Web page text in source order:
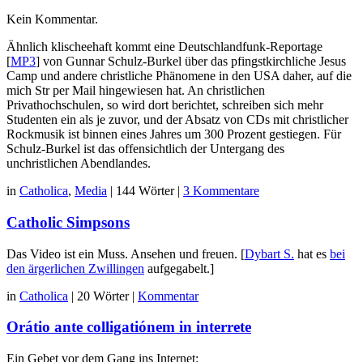
Kein Kommentar.
Ähnlich klischeehaft kommt eine Deutschlandfunk-Reportage
[MP3] von Gunnar Schulz-Burkel über das pfingstkirchliche Jesus
Camp und andere christliche Phänomene in den USA daher, auf die
mich Str per Mail hingewiesen hat. An christlichen
Privathochschulen, so wird dort berichtet, schreiben sich mehr
Studenten ein als je zuvor, und der Absatz von CDs mit christlicher
Rockmusik ist binnen eines Jahres um 300 Prozent gestiegen. Für
Schulz-Burkel ist das offensichtlich der Untergang des
unchristlichen Abendlandes.
in Catholica, Media | 144 Wörter | 3 Kommentare
Catholic Simpsons
Das Video ist ein Muss. Ansehen und freuen. [Dybart S. hat es bei
den ärgerlichen Zwillingen aufgegabelt.]
in Catholica | 20 Wörter | Kommentar
Orátio ante colligatiónem in interrete
Ein Gebet vor dem Gang ins Internet: